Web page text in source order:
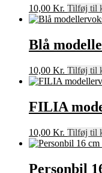
10,00 Kr. Tilføj til
Blå
10,00 Kr. Tilføj til
FILIA
10,00 Kr. Tilføj til
Personbil